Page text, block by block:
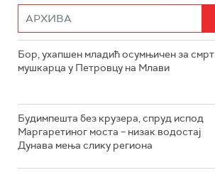
Бор, ухапшен младић осумњичен за смрт
мушкарца у Петровцу на Млави
Будимпешта без крузера, спруд испод
Маргаретиног моста – низак водостај
Дунава мења слику региона